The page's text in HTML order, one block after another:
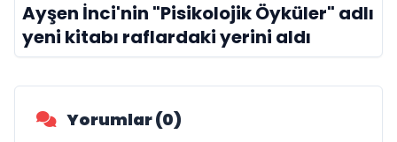
Ayşen İnci'nin "Pisikolojik Öyküler" adlı
yeni kitabı raflardaki yerini aldı
Yorumlar (0)